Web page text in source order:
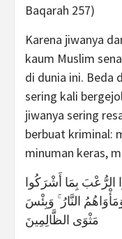
Baqarah 257)
Karena jiwanya
kaum Muslim
di dunia ini. Beda
sering kali
jiwanya sering
berbuat kriminal:
minuman keras,
بِمَا أَشْرَكُوا
النَّارُ ۚ وَبِئْسَ
مَثْوَى الظَّالِمِينَ